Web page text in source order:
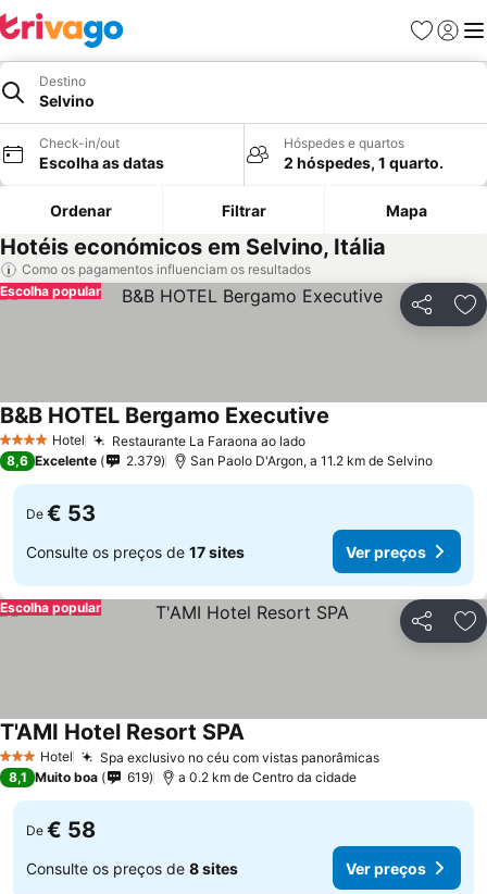
Favoritos
Iniciar
Destino
Selvino
Check-in/out
Escolha as datas
Hóspedes e quartos
2 hóspedes, 1 quarto.
Ordenar Filtrar Mapa
Hotéis económicos em Selvino, Itália
Como os pagamentos influenciam os resultados
Partilhar
Escolha popular
4 EstrelasHotel Restaurante La Faraona ao lado
B&B HOTEL Bergamo Executive
8,6 Excelente 2.379 San Paolo D'Argon, a 11.2 km de Selvino
De € 53
Consulte os preços de 17 sites Ver preços
Partilhar
Escolha popular
3 EstrelasHotel Spa exclusivo no céu com vistas panorâmicas
T'AMI Hotel Resort SPA
8,1 Muito boa 619 a 0.2 km de Centro da cidade
De € 58
Consulte os preços de 8 sites Ver preços